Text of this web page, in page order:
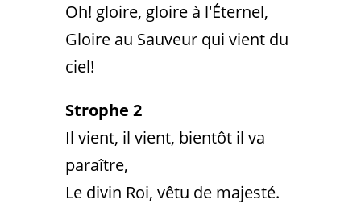
Oh! gloire, gloire à l'Éternel,
Gloire au Sauveur qui vient du
ciel!
Strophe 2
Il vient, il vient, bientôt il va
paraître,
Le divin Roi, vêtu de majesté.